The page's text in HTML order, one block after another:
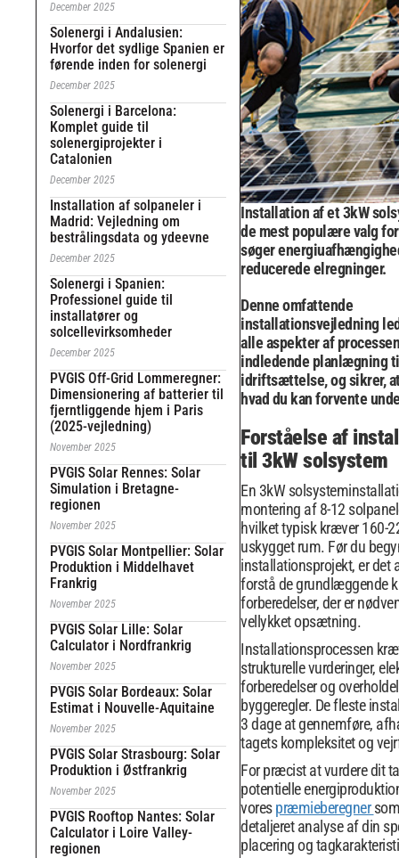
December 2025
Solenergi i Andalusien:
Hvorfor det sydlige Spanien er
førende inden for solenergi
December 2025
Solenergi i Barcelona:
Komplet guide til
solenergiprojekter i
Catalonien
December 2025
Installation af solpaneler i
Madrid: Vejledning om
bestrålingsdata og ydeevne
December 2025
Solenergi i Spanien:
Professionel guide til
installatører og
solcellevirksomheder
December 2025
PVGIS Off-Grid Lommeregner:
Dimensionering af batterier til
fjerntliggende hjem i Paris
(2025-vejledning)
November 2025
PVGIS Solar Rennes: Solar
Simulation i Bretagne-
regionen
November 2025
PVGIS Solar Montpellier: Solar
Produktion i Middelhavet
Frankrig
November 2025
PVGIS Solar Lille: Solar
Calculator i Nordfrankrig
November 2025
PVGIS Solar Bordeaux: Solar
Estimat i Nouvelle-Aquitaine
November 2025
PVGIS Solar Strasbourg: Solar
Produktion i Østfrankrig
November 2025
PVGIS Rooftop Nantes: Solar
Calculator i Loire Valley-
regionen
Installation af et 3kW
de mest populære valg
søger
reducerede elregninger.
Denne omfattende
installationsvejledning
alle aspekter af
indledende planlægning
idriftsættelse, og sikrer,
hvad du kan forvente
Forståelse af
til 3kW solsystem
En 3kW
montering af 8-12
hvilket typisk kræver 160-
uskygget rum. Før du
installationsprojekt, er det
forstå de grundlæggende
forberedelser, der er
vellykket opsætning.
Installationsprocessen
strukturelle vurderinger,
forberedelser og
byggeregler. De fleste
3 dage at gennemføre,
tagets kompleksitet og
For præcist at vurdere dit
potentielle
vorespræmieberegner
detaljeret analyse af din
placering og